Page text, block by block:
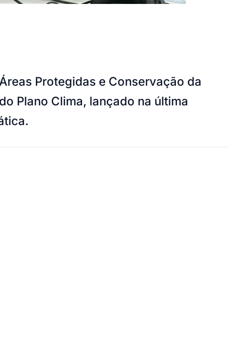
Protegidas e Conservação da
Plano Clima, lançado na última